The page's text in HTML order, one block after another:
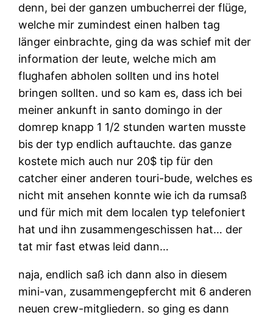
denn, bei der ganzen umbucherrei der flüge,
welche mir zumindest einen halben tag
länger einbrachte, ging da was schief mit der
information der leute, welche mich am
flughafen abholen sollten und ins hotel
bringen sollten. und so kam es, dass ich bei
meiner ankunft in santo domingo in der
domrep knapp 1 1/2 stunden warten musste
bis der typ endlich auftauchte. das ganze
kostete mich auch nur 20$ tip für den
catcher einer anderen touri-bude, welches es
nicht mit ansehen konnte wie ich da rumsaß
und für mich mit dem localen typ telefoniert
hat und ihn zusammengeschissen hat… der
tat mir fast etwas leid dann…
naja, endlich saß ich dann also in diesem
mini-van, zusammengepfercht mit 6 anderen
neuen crew-mitgliedern. so ging es dann